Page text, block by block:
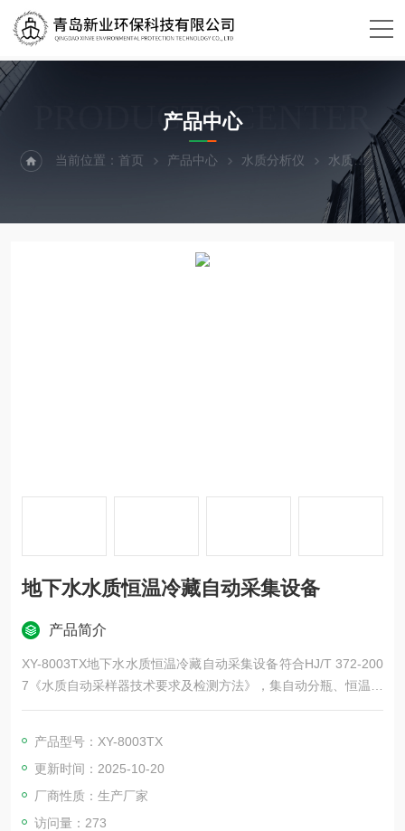
PRODUCTS CENTER
产品中心
当前位置：首页 产品中心 水质分析仪 水质 XY-
地下水水质恒温冷藏自动采集设备
产品简介
XY-8003TX地下水水质恒温冷藏自动采集设备符合HJ/T 372-200
7《水质自动采样器技术要求及检测方法》，集自动分瓶、恒温冷
藏冷冻、低温采样于一体，具有体积小、方便移动、操作简捷、
产品型号：XY-8003TX
更新时间：2025-10-20
厂商性质：生产厂家
访问量：273